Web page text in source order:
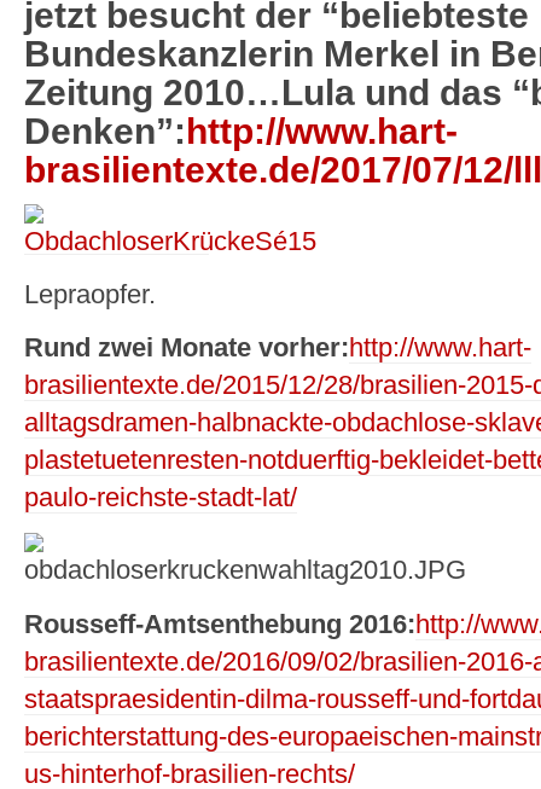
jetzt besucht der
Bundeskanzlerin Merkel in
Zeitung 2010…Lula und das
Denken”:http://www.hart-
brasilientexte.de/2017/07/12/
Lepraopfer.
Rund zwei Monate vorher:http://www.hart-
brasilientexte.de/2015/12/28/brasilien-
alltagsdramen-halbnackte-obdachlose-
plastetuetenresten-notduerftig-bekleidet-
paulo-reichste-stadt-lat/
Rousseff-Amtsenthebung 2016:http://
brasilientexte.de/2016/09/02/brasilien-
staatspraesidentin-dilma-rousseff-und-
berichterstattung-des-europaeischen-
us-hinterhof-brasilien-rechts/